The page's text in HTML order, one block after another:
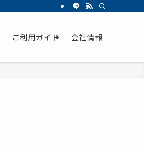
ご利用ガイド 会社情報